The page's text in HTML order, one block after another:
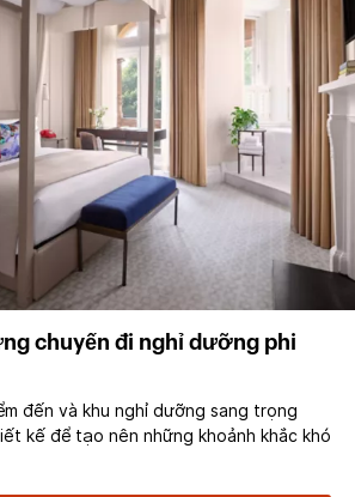
chuyến đi nghỉ dưỡng phi
đến và khu nghỉ dưỡng sang trọng
kế để tạo nên những khoảnh khắc khó